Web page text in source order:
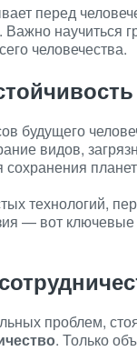
перед
научиться
человечества.
будущего
видов,
технологий,
— вот
проблем,
. Только